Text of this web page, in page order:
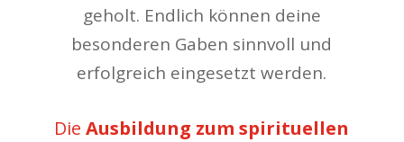
geholt. Endlich können deine
besonderen Gaben sinnvoll und
erfolgreich eingesetzt werden.
DieAusbildung zum spirituellen